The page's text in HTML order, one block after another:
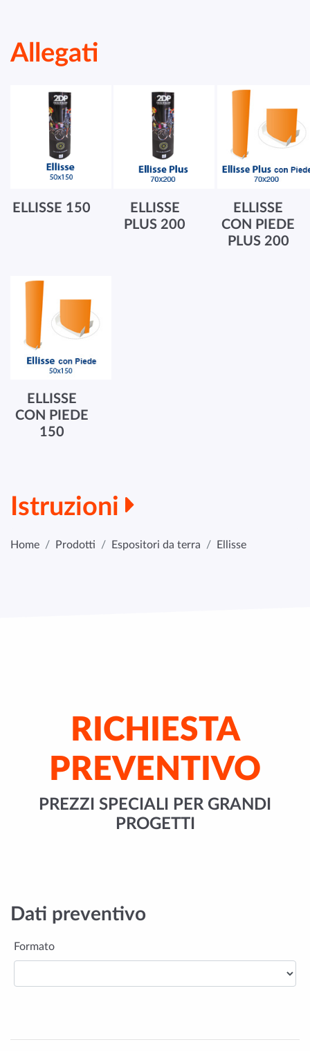
Allegati
ELLISSE 150
ELLISSE
PLUS 200
ELLISSE
CON PIEDE
PLUS 200
ELLISSE
CON PIEDE
150
Istruzioni
Home Prodotti Espositori da terra Ellisse
RICHIESTA
PREVENTIVO
PREZZI SPECIALI PER GRANDI
PROGETTI
Dati preventivo
Formato